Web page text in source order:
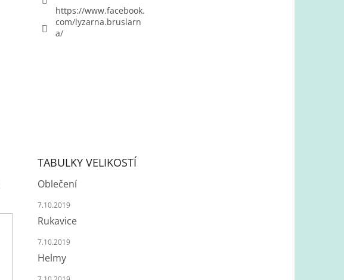
https://www.facebook.
com/lyzarna.bruslarn
a/
TABULKY VELIKOSTÍ
Oblečení
7.10.2019
Rukavice
7.10.2019
Helmy